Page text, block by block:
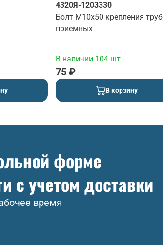
4320Я-1203330
Болт М10х50 крепления труб
приемных
В наличии 104 шт
75 ₽
В корзину
форме
с учетом доставки
время